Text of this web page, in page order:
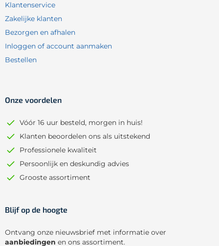
Klantenservice
Zakelijke klanten
Bezorgen en afhalen
Inloggen of account aanmaken
Bestellen
Onze voordelen
Vóór 16 uur besteld, morgen in huis!
Klanten beoordelen ons als uitstekend
Professionele kwaliteit
Persoonlijk en deskundig advies
Grooste assortiment
Blijf op de hoogte
Ontvang onze nieuwsbrief met informatie over
aanbiedingen en ons assortiment.